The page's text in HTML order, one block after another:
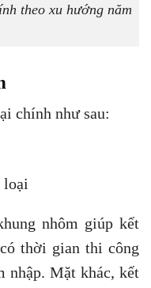
theo xu hướng năm
chính như sau:
loại
nhôm giúp kết
thời gian thi công
nhập. Mặt khác, kết